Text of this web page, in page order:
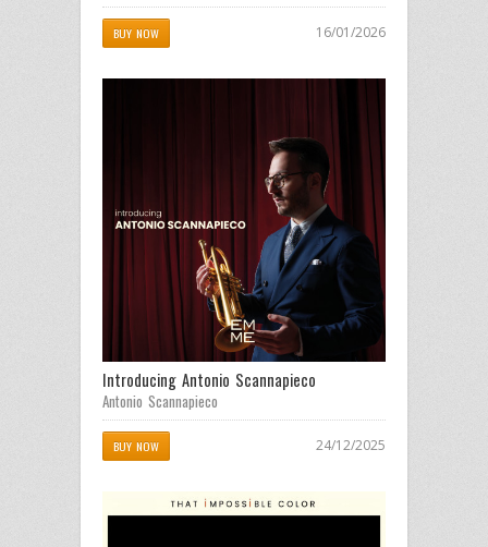
BUY NOW 16/01/2026
Introducing Antonio Scannapieco
Antonio Scannapieco
BUY NOW 24/12/2025